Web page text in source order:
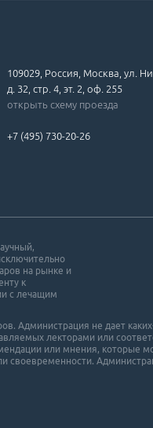
109029, Россия, Москва, ул.
д. 32, стр. 4, эт. 2, оф. 255
открыть схему проезда
+7 (495) 730-20-26
на рынке и
к
с лечащим
Администрация не дает
лекторами или
или мнения,
своевременности.